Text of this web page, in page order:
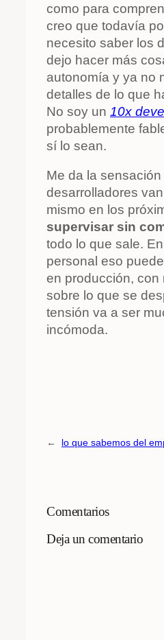
como para
creo que todavía
necesito saber los
dejo hacer más
autonomía y ya no
detalles de lo que
No soy un 10x
probablemente
sí lo sean.
Me da la
desarrolladores
mismo en los
supervisar sin
todo lo que sale.
personal eso
en producción, con
sobre lo que se
tensión va a ser
incómoda.
← lo que sabemos del
Comentarios
Deja un comentario